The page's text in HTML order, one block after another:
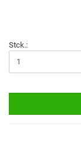
Stck.: